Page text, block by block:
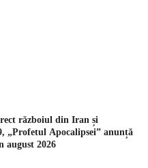
războiul din Iran și
„Profetul Apocalipsei” anunță
august 2026